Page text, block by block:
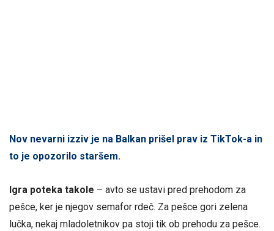
Nov nevarni izziv je na Balkan prišel prav iz TikTok-a in
to je opozorilo staršem.
Igra poteka takole – avto se ustavi pred prehodom za
pešce, ker je njegov semafor rdeč. Za pešce gori zelena
lučka, nekaj mladoletnikov pa stoji tik ob prehodu za pešce.